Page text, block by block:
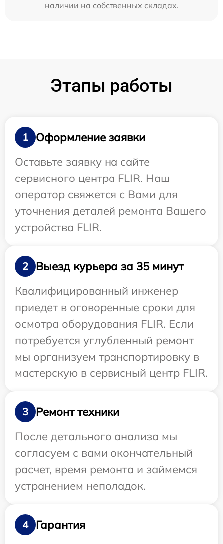
наличии на собственных складах.
Этапы работы
1
Оформление заявки
Оставьте заявку на сайте
сервисного центра FLIR. Наш
оператор свяжется с Вами для
уточнения деталей ремонта Вашего
устройства FLIR.
2
Выезд курьера за 35 минут
Квалифицированный инженер
приедет в оговоренные сроки для
осмотра оборудования FLIR. Если
потребуется углубленный ремонт
мы организуем транспортировку в
мастерскую в сервисный центр FLIR.
3
Ремонт техники
После детального анализа мы
согласуем с вами окончательный
расчет, время ремонта и займемся
устранением неполадок.
4
Гарантия